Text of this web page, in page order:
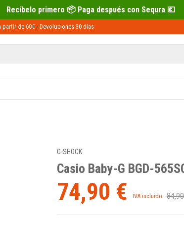
📦 Paga después con Sequra 💶
partir de 60€ - Devoluciones 30 días
G-SHOCK
Casio Baby-G BGD-
74,90 € IVA incluido